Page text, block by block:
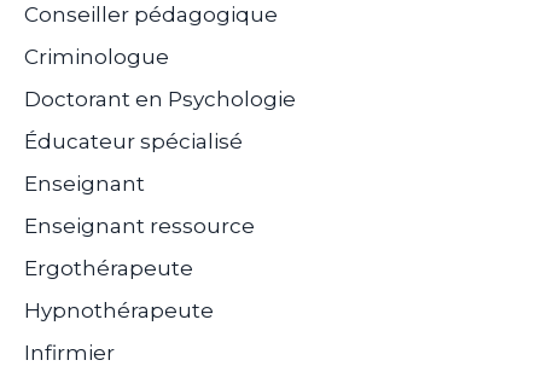
Conseiller pédagogique
Criminologue
Doctorant en Psychologie
Éducateur spécialisé
Enseignant
Enseignant ressource
Ergothérapeute
Hypnothérapeute
Infirmier